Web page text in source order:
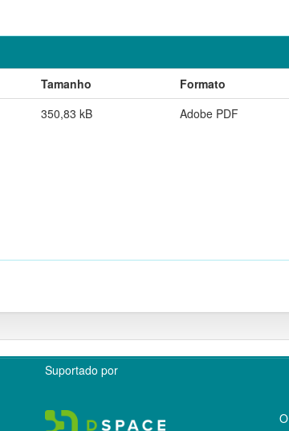
Tamanho
Formato
350,83 kB Adobe PDF
Suportado por